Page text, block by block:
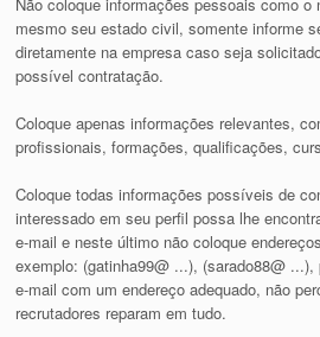
mesmo seu estado civil, somente informe
diretamente na empresa caso seja
possível contratação.
Coloque apenas informações relevantes,
profissionais, formações, qualificações,
Coloque todas informações possíveis de
interessado em seu perfil possa lhe
e-mail e neste último não coloque
exemplo: (gatinha99@ ...), (sarado88@
e-mail com um endereço adequado, não
recrutadores reparam em tudo.